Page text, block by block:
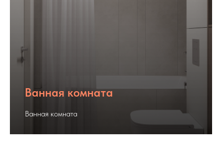
Ванная комната
Ванная комната